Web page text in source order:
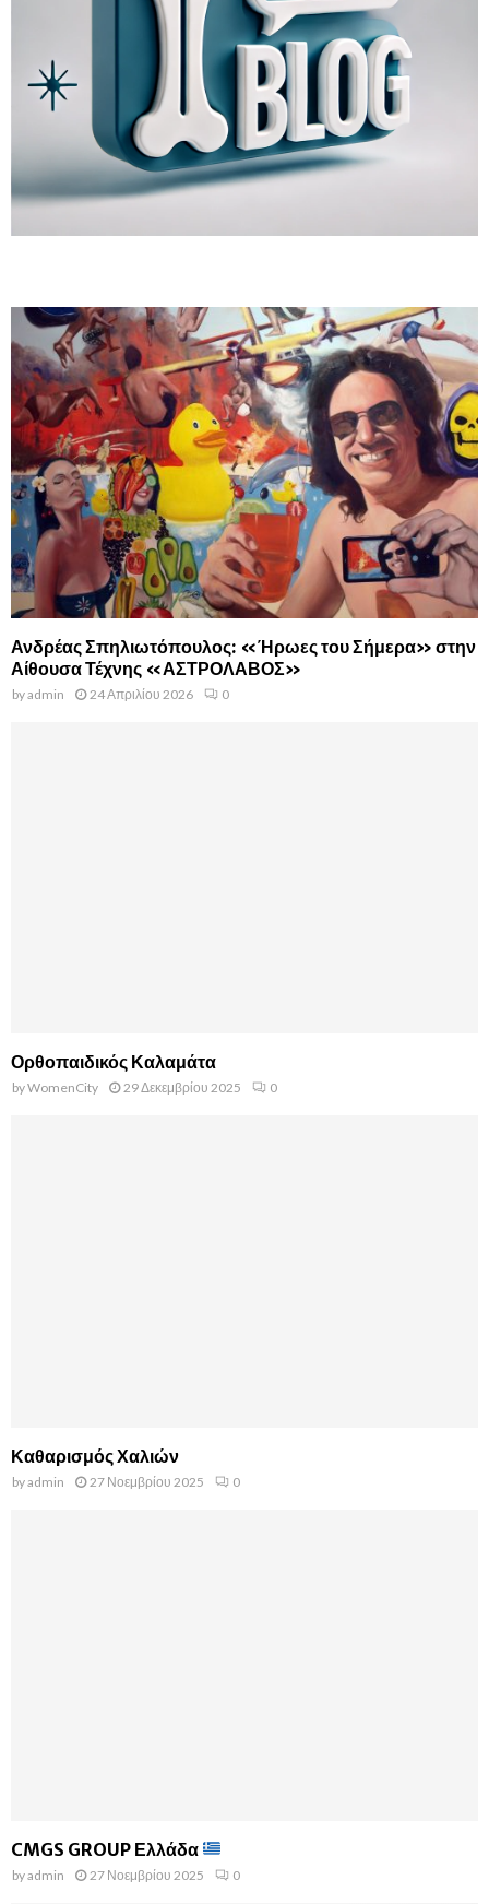
Ανδρέας Σπηλιωτόπουλος: «Ήρωες του Σήμερα» στην
Αίθουσα Τέχνης «ΑΣΤΡΟΛΑΒΟΣ»
byadmin 24 Απριλίου 2026 0
Ορθοπαιδικός Καλαμάτα
byWomenCity 29 Δεκεμβρίου 2025 0
Καθαρισμός Χαλιών
byadmin 27 Νοεμβρίου 2025 0
CMGS GROUP Ελλάδα
byadmin 27 Νοεμβρίου 2025 0